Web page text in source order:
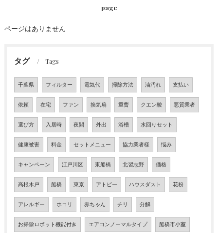
page
ページはありません
タグ Tags
千葉県 フィルター 電気代 掃除方法 油汚れ 支払い
依頼 在宅 ファン 換気扇 重曹 クエン酸 悪質業者
選び方 入居時 夜間 外出 浴槽 水回りセット
健康被害 料金 セットメニュー 協力業者様 悩み
キャンペーン 江戸川区 東船橋 北習志野 価格
高根木戸 船橋 東京 アトピー ハウスダスト 花粉
アレルギー ホコリ 赤ちゃん チリ 分解
お掃除ロボット機能付き エアコンノーマルタイプ 船橋市小室